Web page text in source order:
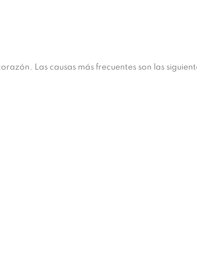
Las causas más frecuentes son las